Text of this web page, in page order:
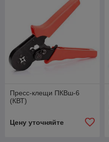
Пресс-клещи ПКВш-6
(КВТ)
Цену уточняйте